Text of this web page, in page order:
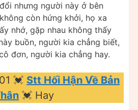
nhưng người này ở bên
còn hứng khởi, họ xa
nhớ, gặp nhau không thấy
buồn, người kia chẳng biết,
đơn, người kia chẳng hay.
💓 Stt Hối Hận Về Bản
💓 Hay